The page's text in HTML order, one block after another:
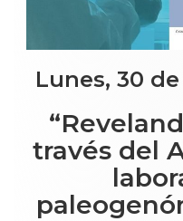
Lunes, 30
través del